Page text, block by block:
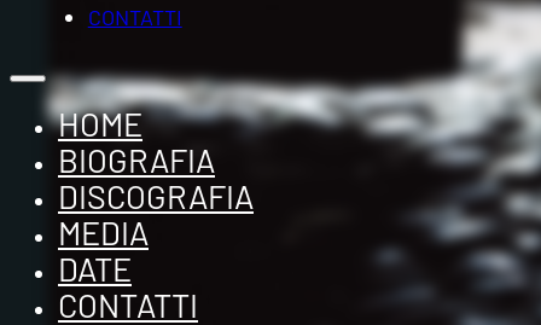
CONTATTI
HOME
BIOGRAFIA
DISCOGRAFIA
MEDIA
DATE
CONTATTI